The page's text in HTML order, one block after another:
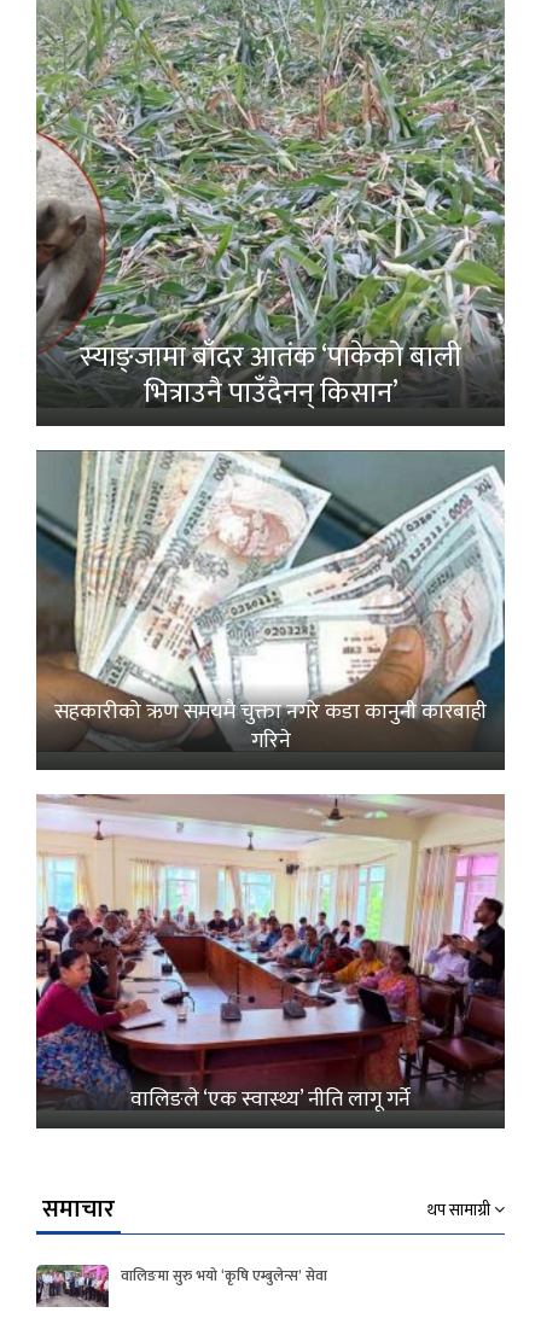
स्याङ्जामा बाँदर आतंक ‘पाकेको बाली
भित्राउनै पाउँदैनन् किसान’
सहकारीको ऋण समयमै चुक्ता नगरे कडा कानुनी कारबाही
गरिने
वालिङले ‘एक स्वास्थ्य’ नीति लागू गर्ने
समाचार थप सामाग्री
वालिङमा सुरु भयो ‘कृषि एम्बुलेन्स’ सेवा